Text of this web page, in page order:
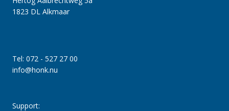
1823 DL Alkmaar
Tel: 072 - 527 27 00
info@honk.nu
Support: